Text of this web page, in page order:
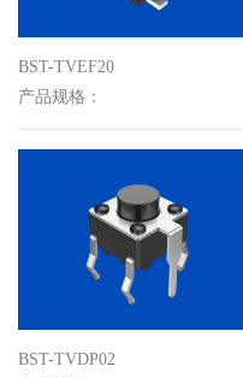
BST-TVEF20
产品规格：
BST-TVDP02